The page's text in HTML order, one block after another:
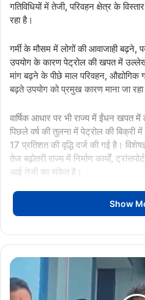
गतिविधियों में तेजी, परिवहन क्षेत्र के
रहा है।
गर्मी के मौसम में लोगों की आवाजाही बढ़ने,
उपयोग के कारण पेट्रोल की खपत में
मांग बढ़ने के पीछे माल परिवहन, औद्योगिक
बढ़ते उपयोग को प्रमुख कारण माना जा
वार्षिक आधार पर भी राज्य में ईंधन खपत में
पिछले वर्ष की तुलना में पेट्रोल की
17 प्रतिशत की वृद्धि दर्ज की गई है।
तेज बढ़ोतरी राज्य में निर्माण कार्यों,
आई तेजी का संकेत है।
तेल कंपनियों का कहना है कि आने वाले
है। राज्य के प्रमुख शहरों के साथ-साथ
BreakingNews
Show
दुर्ग
और
बिलासपुर